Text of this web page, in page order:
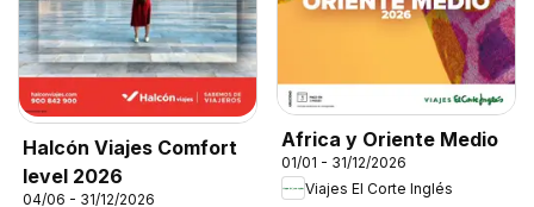
Halcón Viajes Comfort
level 2026
04/06 - 31/12/2026
Africa y Oriente Medio
01/01 - 31/12/2026
Viajes El Corte Inglés